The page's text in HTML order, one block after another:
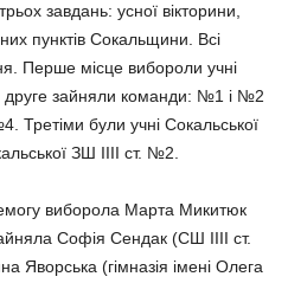
завдань: усної вікторини,
пунктів Сокальщини. Всі
Перше місце вибороли учні
друге зайняли команди: №1 і №2
Третіми були учні Сокальської
ЗШ ІІІІ ст. №2.
виборола Марта Микитюк
Софія Сендак (СШ ІІІІ ст.
Яворська (гімназія імені Олега